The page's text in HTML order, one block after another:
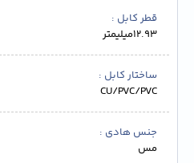
قطر کابل
12.93میلیمتر
ساختار کابل
CU/PVC/PVC
جنس هادی
مس